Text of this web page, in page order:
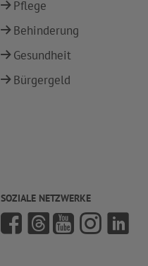
Pflege
Behinderung
Gesundheit
Bürgergeld
SOZIALE NETZWERKE